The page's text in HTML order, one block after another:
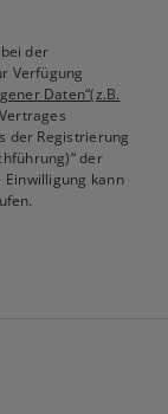
der
Verfügung
Daten“(z.B.
der Registrierung
der
Einwilligung kann